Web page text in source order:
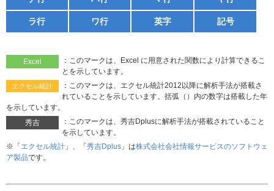
ラ行 ワ行 英字 記号
Excel
：このマークは、Excel に用意された関数により計算できるこ
とを示しています。
エクセル統計
：このマークは、エクセル統計2012以降に解析手法が搭載さ
れていることを示しています。括弧（）内の数字は搭載した年
を示しています。
秀吉
：このマークは、秀吉Dplusに解析手法が搭載されていること
を示しています。
※「エクセル統計 」、「秀吉Dplus 」は株式会社会社情報サービスのソフトウェ
ア製品です。